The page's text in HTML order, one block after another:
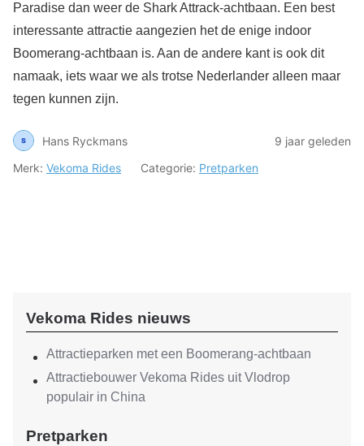
Paradise dan weer de Shark Attrack-achtbaan. Een best
interessante attractie aangezien het de enige indoor
Boomerang-achtbaan is. Aan de andere kant is ook dit
namaak, iets waar we als trotse Nederlander alleen maar
tegen kunnen zijn.
Hans Ryckmans
9 jaar geleden
Merk: Vekoma Rides Categorie: Pretparken
Vekoma Rides nieuws
Attractieparken met een Boomerang-achtbaan
Attractiebouwer Vekoma Rides uit Vlodrop
populair in China
Pretparken